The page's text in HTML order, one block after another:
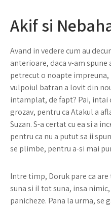
Akif si
Avand in vedere cum au
anterioare, daca v-am spune
petrecut o noapte impreuna,
vulpoiul batran a lovit din
intamplat, de fapt? Pai,
grozav, pentru ca Atakul a
Suzan. S-a certat cu ea si a
pentru ca nu a putut sa ii
se plimbe, pentru a-si mai
Intre timp, Doruk pare ca
suna si il tot suna, insa
panicheze. Pana la urma, se